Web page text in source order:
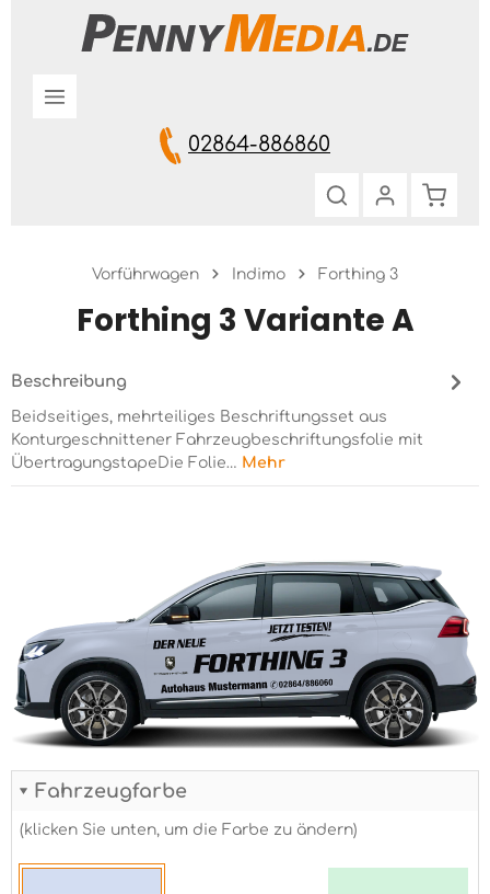
Zum Hauptinhalt springen
02864-886860
Vorführwagen Indimo Forthing 3
Forthing 3 Variante A
Beschreibung
Beidseitiges, mehrteiliges Beschriftungsset aus
Konturgeschnittener Fahrzeugbeschriftungsfolie mit
ÜbertragungstapeDie Folie… Mehr
Fahrzeugfarbe
(klicken Sie unten, um die Farbe zu ändern)